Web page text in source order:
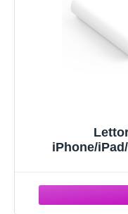
iPhone/
iPhone, SD